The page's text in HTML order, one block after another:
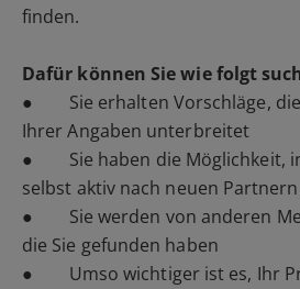
finden.
Dafür können Sie wie folgt
● Sie erhalten Vorschläge, die
Ihrer Angaben unterbreitet
● Sie haben die Möglichkeit,
selbst aktiv nach neuen
● Sie werden von anderen
die Sie gefunden haben
● Umso wichtiger ist es, Ihr